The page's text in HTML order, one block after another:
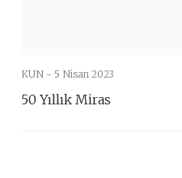
KUN - 5 Nisan 2023
50 Yıllık Miras